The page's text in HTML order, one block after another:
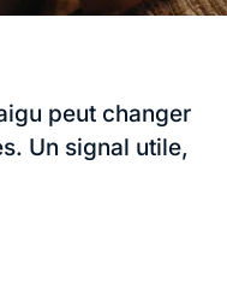
peut changer
Un signal utile,